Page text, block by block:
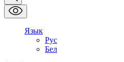
Язык
Рус
Бел